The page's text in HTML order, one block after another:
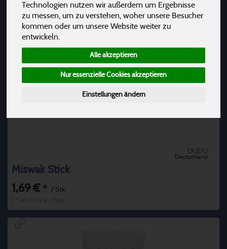
Technologien nutzen wir außerdem um Ergebnisse
zu messen, um zu verstehen, woher unsere Besucher
kommen oder um unsere Website weiter zu
entwickeln.
Alle akzeptieren
Nur essenzielle Cookies akzeptieren
Einstellungen ändern
DUDU
Deutschland
Miswak Stick
1,69 € * / Stk.